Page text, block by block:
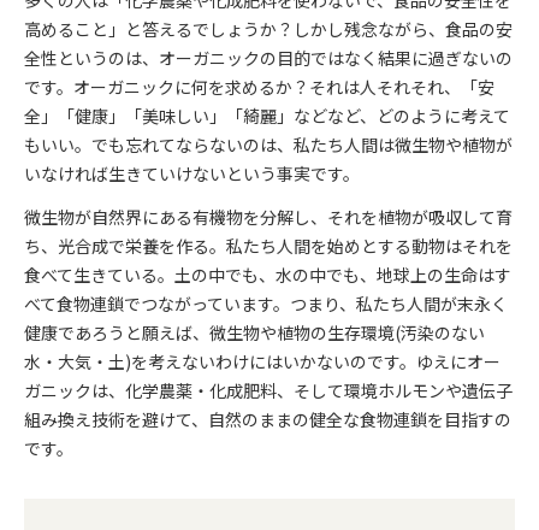
高めること」と答えるでしょうか？しかし残念ながら、食品の安
全性というのは、オーガニックの目的ではなく結果に過ぎないの
です。オーガニックに何を求めるか？それは人それそれ、「安
全」「健康」「美味しい」「綺麗」などなど、どのように考えて
もいい。でも忘れてならないのは、私たち人間は微生物や植物が
いなければ生きていけないという事実です。
微生物が自然界にある有機物を分解し、それを植物が吸収して育
ち、光合成で栄養を作る。私たち人間を始めとする動物はそれを
食べて生きている。土の中でも、水の中でも、地球上の生命はす
べて食物連鎖でつながっています。つまり、私たち人間が末永く
健康であろうと願えば、微生物や植物の生存環境(汚染のない
水・大気・土)を考えないわけにはいかないのです。ゆえにオー
ガニックは、化学農薬・化成肥料、そして環境ホルモンや遺伝子
組み換え技術を避けて、自然のままの健全な食物連鎖を目指すの
です。